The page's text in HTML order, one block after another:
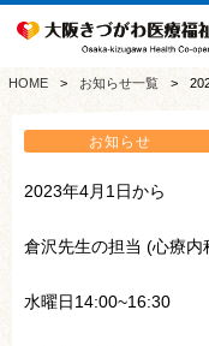
HOME お知らせ一覧
お知らせ
2023年4月1日から
倉沢先生の担当 (心療
水曜日14:00~16:30